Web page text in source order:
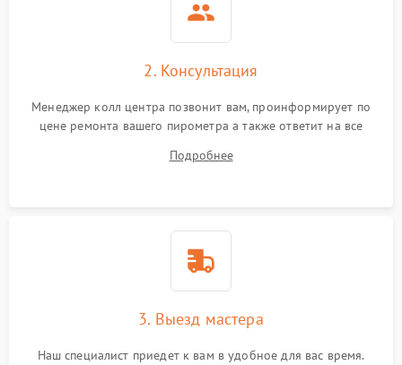
2. Консультация
Менеджер колл центра позвонит вам, проинформирует по
цене ремонта вашего пирометра а также ответит на все
Подробнее
3. Выезд мастера
Наш специалист приедет к вам в удобное для вас время.